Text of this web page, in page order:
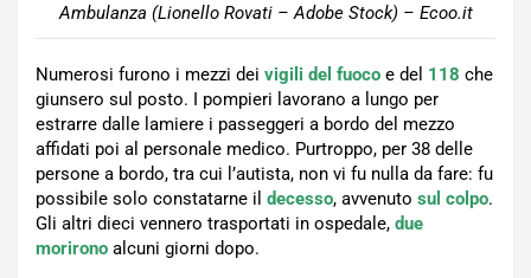
Ambulanza (Lionello Rovati – Adobe Stock) – Ecoo.it
Numerosi furono i mezzi dei vigili del fuoco e del 118 che
giunsero sul posto. I pompieri lavorano a lungo per
estrarre dalle lamiere i passeggeri a bordo del mezzo
affidati poi al personale medico. Purtroppo, per 38 delle
persone a bordo, tra cui l’autista, non vi fu nulla da fare: fu
possibile solo constatarne il decesso, avvenuto sul colpo.
Gli altri dieci vennero trasportati in ospedale, due
morirono alcuni giorni dopo.